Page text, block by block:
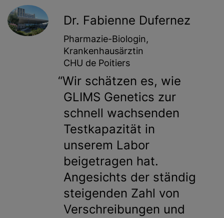
Dr. Fabienne Dufernez
Pharmazie-Biologin,
Krankenhausärztin
CHU de Poitiers
Wir schätzen es, wie
GLIMS Genetics zur
schnell wachsenden
Testkapazität in
unserem Labor
beigetragen hat.
Angesichts der ständig
steigenden Zahl von
Verschreibungen und